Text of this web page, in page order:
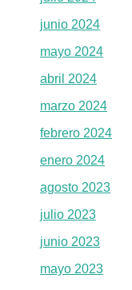
junio 2024
mayo 2024
abril 2024
marzo 2024
febrero 2024
enero 2024
agosto 2023
julio 2023
junio 2023
mayo 2023